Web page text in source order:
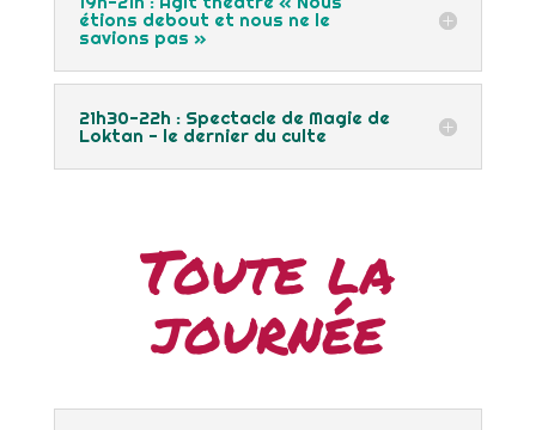
étions debout et nous ne le
savions pas »
21h30-22h : Spectacle de Magie de
Loktan - le dernier du culte
Toute la
journée